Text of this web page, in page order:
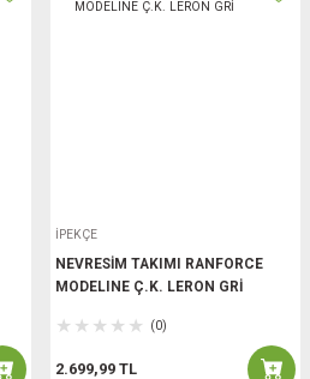
İPEKÇE
NEVRESİM TAKIMI RANFORCE
MODELINE Ç.K. LERON GRİ
(0)
2.699,99 TL